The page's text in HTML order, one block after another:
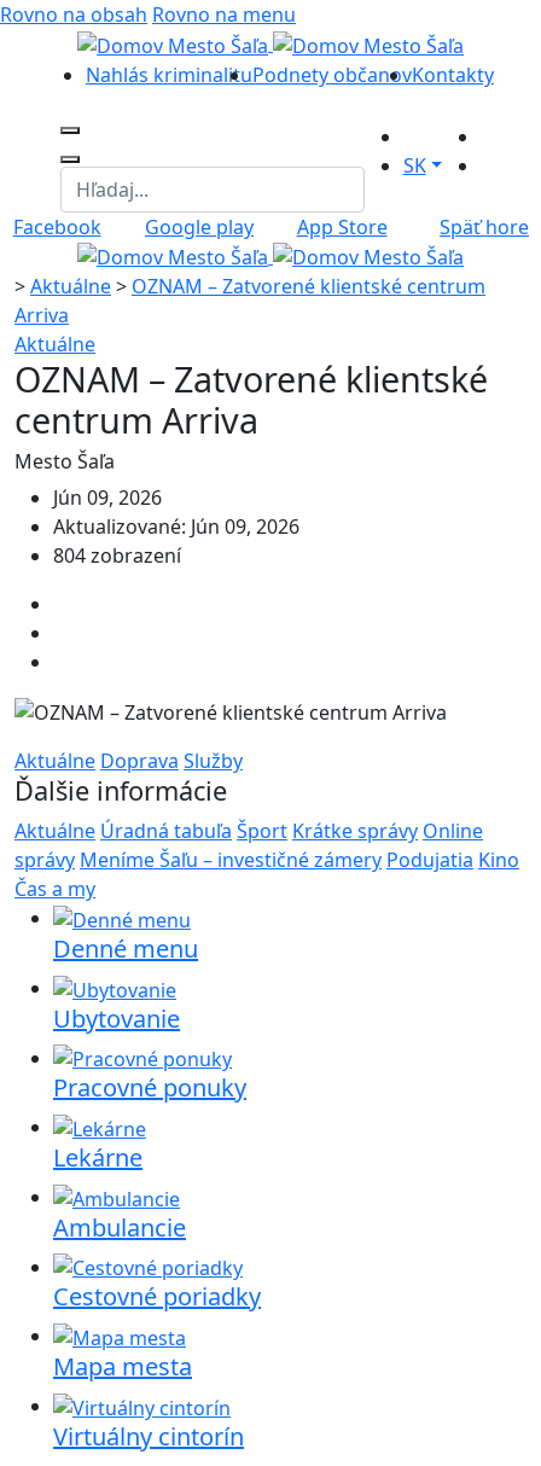
Rovno na obsah Rovno na menu
Nahlás kriminalituPodnety občanovKontakty
SK
Facebook Google play App Store Späť hore
>Aktuálne> OZNAM – Zatvorené klientské centrum
Arriva
Aktuálne
OZNAM – Zatvorené klientské
centrum Arriva
Mesto Šaľa
Jún 09, 2026
Aktualizované: Jún 09, 2026
804 zobrazení
Aktuálne Doprava Služby
Ďalšie informácie
Aktuálne Úradná tabuľa Šport Krátke správy Online
správy Meníme Šaľu – investičné zámery Podujatia Kino
Čas a my
Denné menu
Ubytovanie
Pracovné ponuky
Lekárne
Ambulancie
Cestovné poriadky
Mapa mesta
Virtuálny cintorín